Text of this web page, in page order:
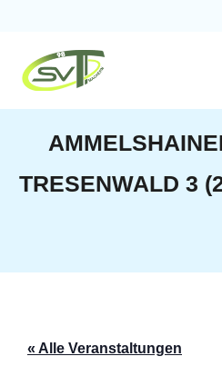
content
TRESENWALD 3
« Alle Veranstaltungen